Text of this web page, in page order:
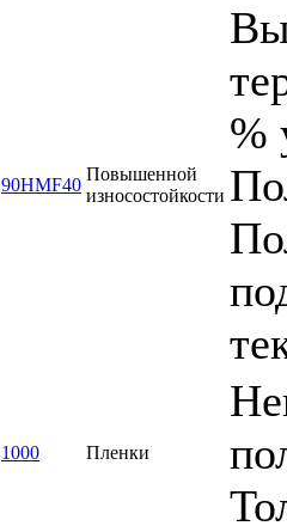
90HMF40
Повышенной
износостойкости
%
1000 Пленки